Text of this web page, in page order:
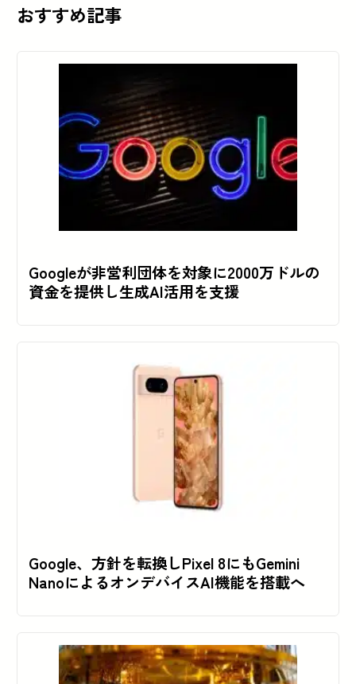
おすすめ記事
Googleが非営利団体を対象に2000万ドルの
資金を提供し生成AI活用を支援
Google、方針を転換しPixel 8にもGemini
NanoによるオンデバイスAI機能を搭載へ